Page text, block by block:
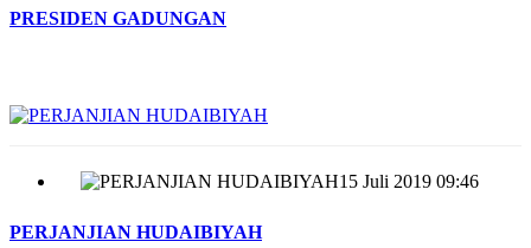
PRESIDEN GADUNGAN
15 Juli 2019 09:46
PERJANJIAN HUDAIBIYAH